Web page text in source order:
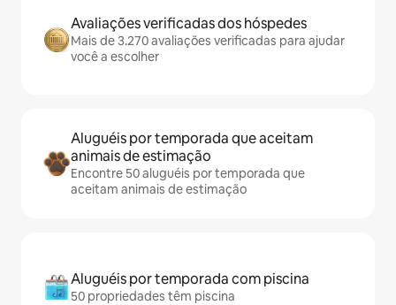
Avaliações verificadas dos hóspedes
Mais de 3.270 avaliações verificadas para ajudar
você a escolher
Aluguéis por temporada que aceitam
animais de estimação
Encontre 50 aluguéis por temporada que
aceitam animais de estimação
Aluguéis por temporada com piscina
50 propriedades têm piscina